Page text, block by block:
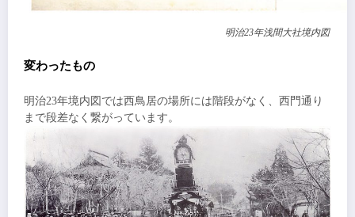
明治23年浅間大社境内図
変わったもの
明治23年境内図では西鳥居の場所には階段がなく、西門通り
まで段差なく繋がっています。